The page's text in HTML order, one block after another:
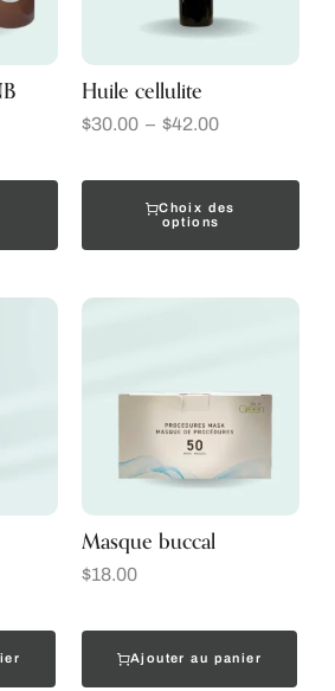
Huile cellulite
$30.00 – $42.00
Choix des
options
Masque buccal
$18.00
Ajouter au panier